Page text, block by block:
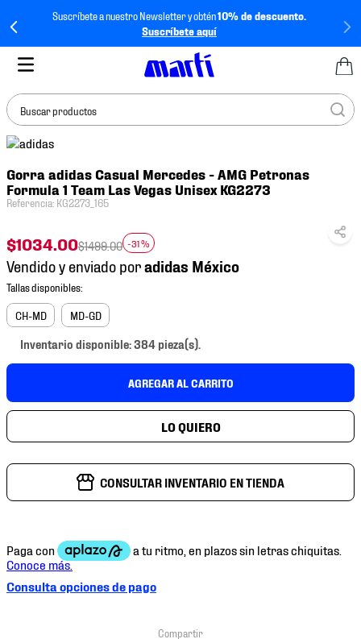
Suscríbete a nuestro Newsletter y obtén10% de descuento.
Suscríbete aquí
Buscar productos
Gorra adidas Casual Mercedes - AMG Petronas
Formula 1 Team Las Vegas Unisex KG2273
Referencia: KG2273_165
$1034.00$1499.00 -31 %
Vendido y enviado por
CH-MD MD-GD
Inventario disponible: 384 pieza(s).
AGREGAR AL CARRITO
CONSULTAR INVENTARIO EN TIENDA
Consulta opciones de pago
BUSCADOS
1.
tenis mujer
4.
tenis futbol
5.
jersey
6.
mochila